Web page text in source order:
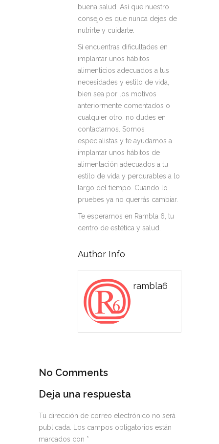
buena salud. Así que nuestro
consejo es que nunca dejes de
nutrirte y cuidarte.
Si encuentras dificultades en
implantar unos hábitos
alimenticios adecuados a tus
necesidades y estilo de vida,
bien sea por los motivos
anteriormente comentados o
cualquier otro, no dudes en
contactarnos. Somos
especialistas y te ayudamos a
implantar unos hábitos de
alimentación adecuados a tu
estilo de vida y perdurables a lo
largo del tiempo. Cuando lo
pruebes ya no querrás cambiar.
Te esperamos en Rambla 6, tu
centro de estética y salud.
Author Info
rambla6
No Comments
Deja una respuesta
Tu dirección de correo electrónico no será
publicada.
Los campos obligatorios están
marcados con *